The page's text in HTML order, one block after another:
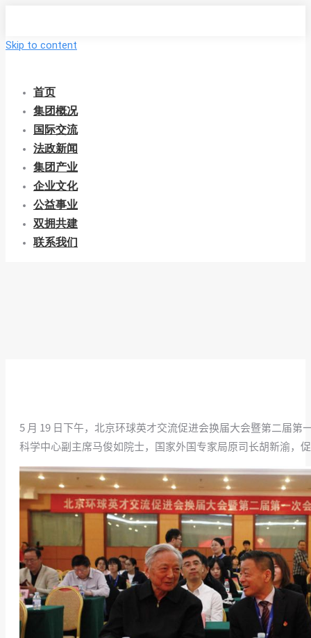
Skip to content
首页
集团概况
国际交流
法政新闻
集团产业
企业文化
公益事业
双拥共建
联系我们
5 月 19 日下午，北京环球英才交流促进会换届大会暨第二届
科学中心副主席马俊如院士，国家外国专家局原司长胡新渝，